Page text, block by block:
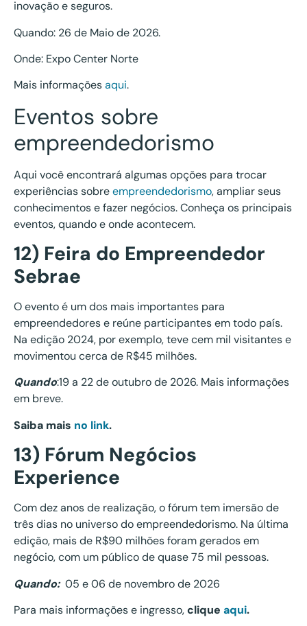
inovação e seguros.
Quando: 26 de Maio de 2026.
Onde: Expo Center Norte
Mais informaçõesaqui.
Eventos sobre
empreendedorismo
Aqui você encontrará algumas opções para trocar
experiências sobreempreendedorismo, ampliar seus
conhecimentos e fazer negócios. Conheça os principais
eventos, quando e onde acontecem.
12) Feira do Empreendedor
Sebrae
O evento é um dos mais importantes para
empreendedores e reúne participantes em todo país.
Na edição 2024, por exemplo, teve cem mil visitantes e
movimentou cerca de R$45 milhões.
Quando:19 a 22 de outubro de 2026. Mais informações
em breve.
Saiba mais no link.
13) Fórum Negócios
Experience
Com dez anos de realização, o fórum tem imersão de
três dias no universo do empreendedorismo. Na última
edição, mais de R$90 milhões foram gerados em
negócio, com um público de quase 75 mil pessoas.
Quando: 05 e 06 de novembro de 2026
Para mais informações e ingresso,clique aqui.